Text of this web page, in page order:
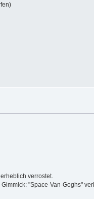
verrostet.
"Space-Van-Goghs"